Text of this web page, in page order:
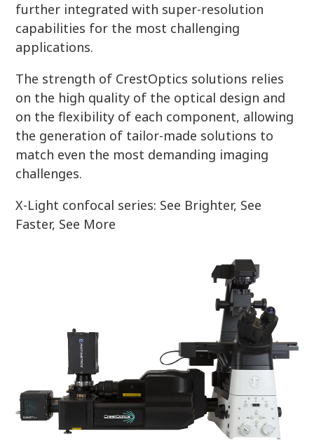
further integrated with super-resolution
capabilities for the most challenging
applications.
The strength of CrestOptics solutions relies
on the high quality of the optical design and
on the flexibility of each component, allowing
the generation of tailor-made solutions to
match even the most demanding imaging
challenges.
X-Light confocal series: See Brighter, See
Faster, See More